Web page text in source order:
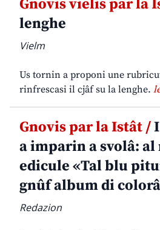
Gnovis vielis par la
lenghe
Vielm
Us tornin a proponi une
rinfrescasi il cjâf su la lenghe.
Gnovis par la Istât /
a imparin a svolâ:
edicule «Tal blu
gnûf album di colorâ
Redazion